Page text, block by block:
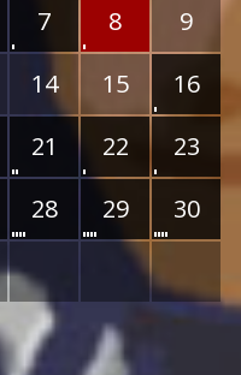
7 8
9
14 15
16
21 22
23
28 29
30